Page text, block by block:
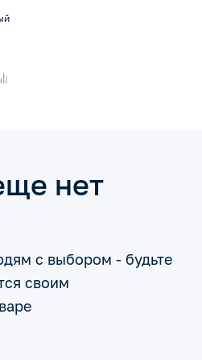
нет
с выбором - будьте
своим